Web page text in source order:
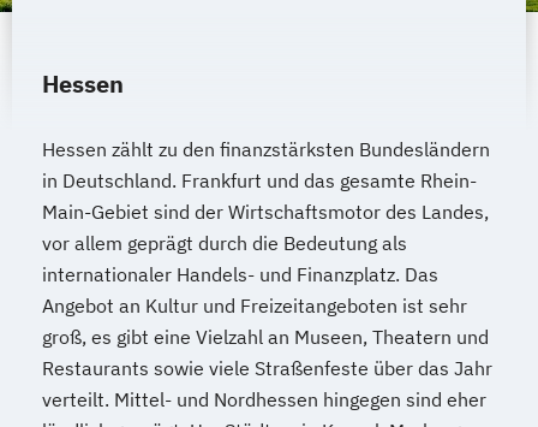
Hessen
Hessen zählt zu den finanzstärksten Bundesländern
in Deutschland. Frankfurt und das gesamte Rhein-
Main-Gebiet sind der Wirtschaftsmotor des Landes,
vor allem geprägt durch die Bedeutung als
internationaler Handels- und Finanzplatz. Das
Angebot an Kultur und Freizeitangeboten ist sehr
groß, es gibt eine Vielzahl an Museen, Theatern und
Restaurants sowie viele Straßenfeste über das Jahr
verteilt. Mittel- und Nordhessen hingegen sind eher